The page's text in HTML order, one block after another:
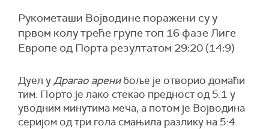
Рукометаши Војводине поражени су у
првом колу треће групе топ 16 фазе Лиге
Европе од Порта резултатом 29:20 (14:9)
Дуел уДрагао аренибоље је отворио домаћи
тим. Порто је лако стекао предност од 5:1 у
уводним минутима меча, а потом је Војводина
серијом од три гола смањила разлику на 5:4.